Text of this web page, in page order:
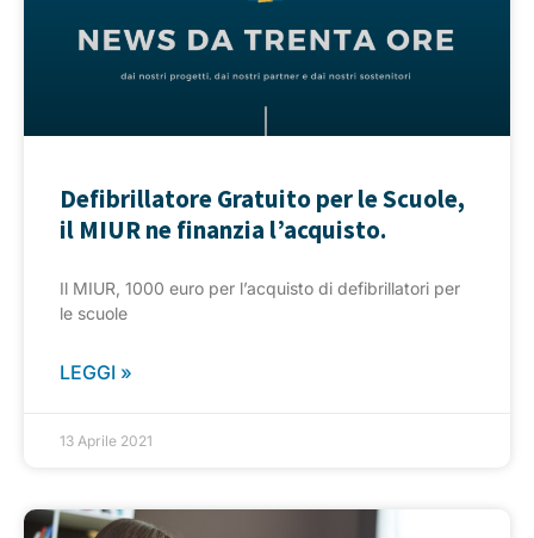
Defibrillatore Gratuito per le Scuole,
il MIUR ne finanzia l’acquisto.
Il MIUR, 1000 euro per l’acquisto di defibrillatori per
le scuole
LEGGI »
13 Aprile 2021